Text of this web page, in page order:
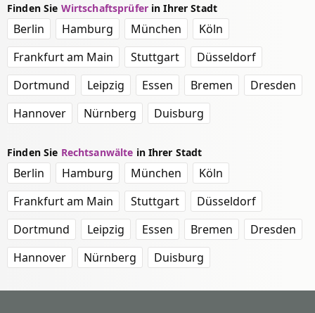
Finden Sie Wirtschaftsprüferin Ihrer Stadt
Berlin Hamburg München
Köln
Frankfurt am Main
Stuttgart
Düsseldorf
Dortmund
Leipzig Essen Bremen
Dresden
Hannover
Nürnberg Duisburg
Finden Sie Rechtsanwälte in Ihrer Stadt
Berlin Hamburg München
Köln
Frankfurt am Main
Stuttgart
Düsseldorf
Dortmund
Leipzig Essen Bremen
Dresden
Hannover
Nürnberg Duisburg